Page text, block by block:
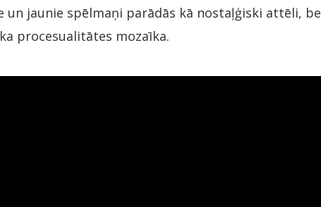
un jaunie spēlmaņi parādās kā nostaļģiski attēli,
procesualitātes mozaīka.